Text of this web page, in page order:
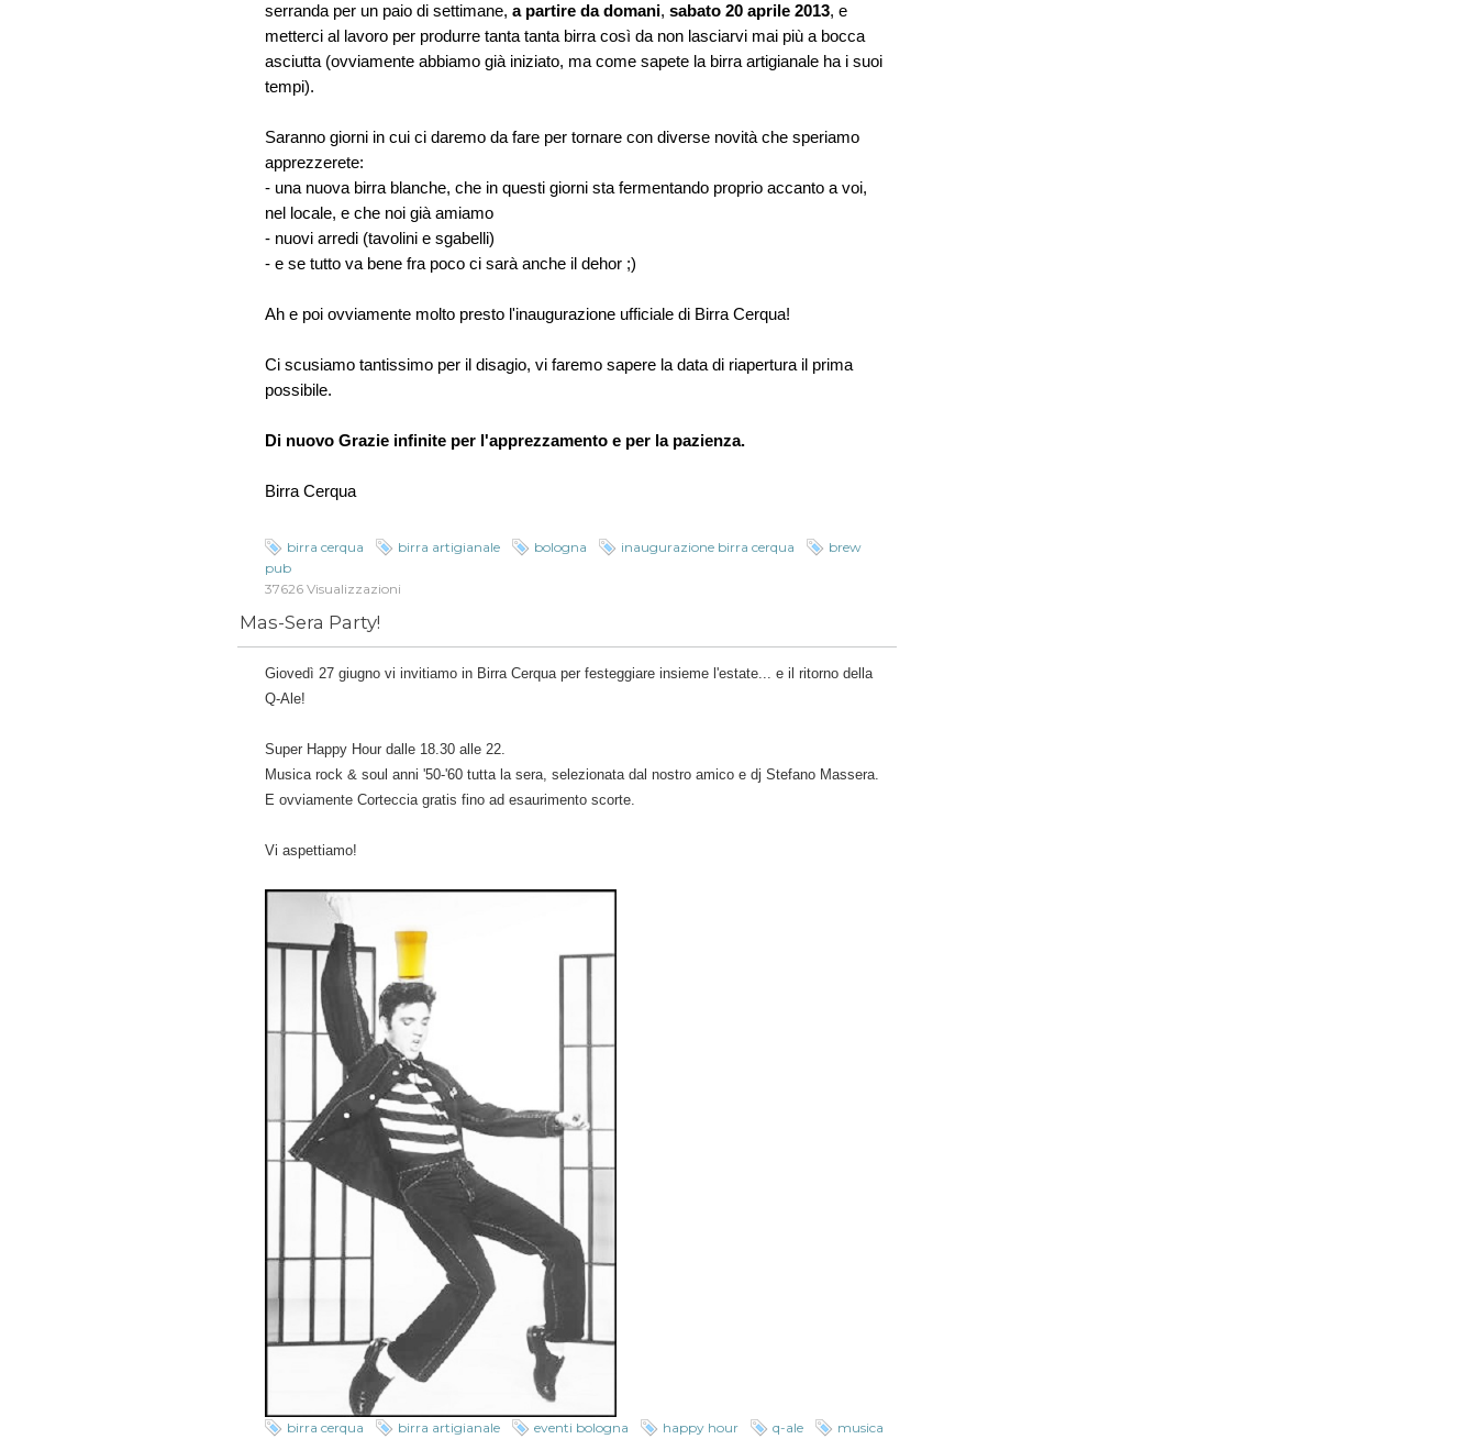
serranda per un paio di settimane, a partire da domani, sabato 20 aprile 2013, e
metterci al lavoro per produrre tanta tanta birra così da non lasciarvi mai più a bocca
asciutta (ovviamente abbiamo già iniziato, ma come sapete la birra artigianale ha i suoi
tempi).
Saranno giorni in cui ci daremo da fare per tornare con diverse novità che speriamo
apprezzerete:
- una nuova birra blanche, che in questi giorni sta fermentando proprio accanto a voi,
nel locale, e che noi già amiamo
- nuovi arredi (tavolini e sgabelli)
- e se tutto va bene fra poco ci sarà anche il dehor ;)
Ah e poi ovviamente molto presto l'inaugurazione ufficiale di Birra Cerqua!
Ci scusiamo tantissimo per il disagio, vi faremo sapere la data di riapertura il prima
possibile.
Di nuovo Grazie infinite per l'apprezzamento e per la pazienza.
Birra Cerqua
birra cerqua birra artigianale bologna inaugurazione birra cerqua
brew
pub
37626 Visualizzazioni
Mas-Sera Party!
Giovedì 27 giugno vi invitiamo in Birra Cerqua per festeggiare insieme l'estate... e il ritorno della
Q-Ale!
Super Happy Hour dalle 18.30 alle 22.
Musica rock & soul anni '50-'60 tutta la sera, selezionata dal nostro amico e dj Stefano Massera.
E ovviamente Corteccia gratis fino ad esaurimento scorte.
Vi aspettiamo!
birra cerqua birra artigianale eventi bologna happy hour q-ale musica